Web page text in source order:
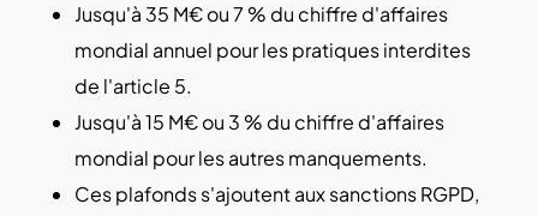
Jusqu'à 35 M€ ou 7 % du chiffre d'affaires
mondial annuel pour les pratiques interdites
de l'article 5.
Jusqu'à 15 M€ ou 3 % du chiffre d'affaires
mondial pour les autres manquements.
Ces plafonds s'ajoutent aux sanctions RGPD,